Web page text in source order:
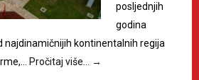
posljednjih
godina
najdinamičnijih kontinentalnih regija
Pročitaj više… →